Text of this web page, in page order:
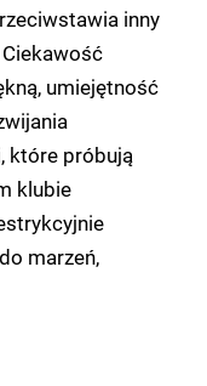
inny
umiejętność
które próbują
klubie
marzeń,